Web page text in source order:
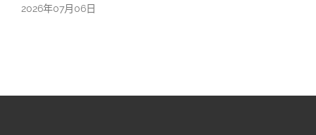
178期
联系我们